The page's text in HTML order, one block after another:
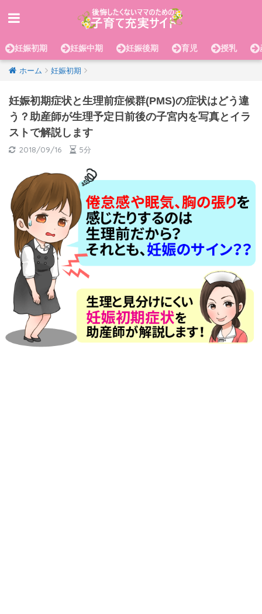
妊娠初期 妊娠中期 妊娠後期 育児 授乳
ホーム 妊娠初期
妊娠初期症状と生理前症候群(PMS)の症状はどう違
う？助産師が生理予定日前後の子宮内を写真とイラ
ストで解説します
2018/09/16 5分